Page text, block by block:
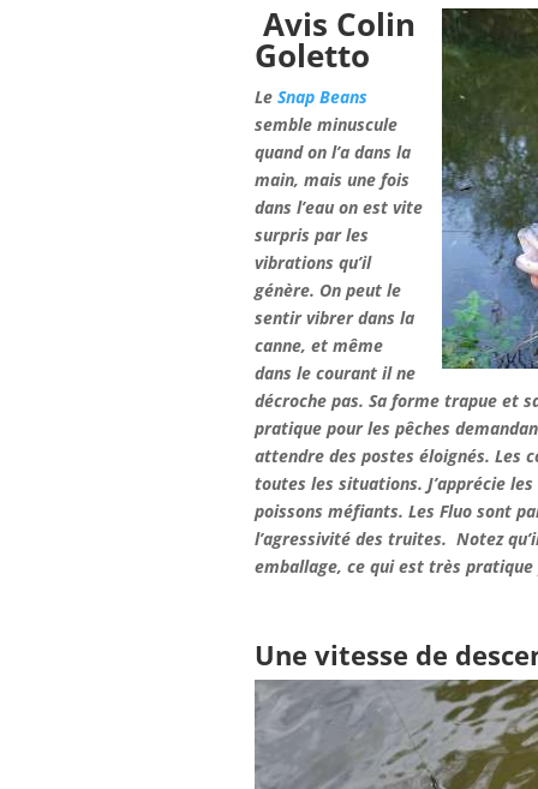
Avis Colin
Goletto
Le Snap Beans
semble minuscule
quand on l’a dans la
main, mais une fois
dans l’eau on est vite
surpris par les
vibrations qu’il
génère. On peut le
sentir vibrer dans la
canne, et même
dans le courant il ne
décroche pas. Sa forme trapue et
pratique pour les pêches
attendre des postes éloignés. Les
toutes les situations. J’apprécie
poissons méfiants. Les Fluo sont
l’agressivité des truites. Notez
emballage, ce qui est très
Une vitesse de